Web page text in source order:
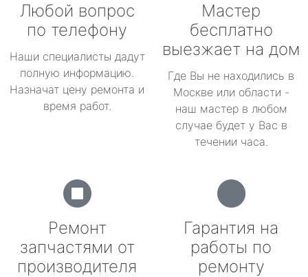
Любой вопрос
по телефону
Наши специалисты дадут
полную информацию.
Назначат цену ремонта и
время работ.
Мастер
бесплатно
выезжает на дом
Где Вы не находились в
Москве или области -
наш мастер в любом
случае будет у Вас в
течении часа.
Ремонт
запчастями от
производителя
Гарантия на
работы по
ремонту